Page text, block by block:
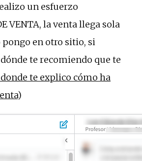
un esfuerzo
VENTA, la venta llega sola
pongo en otro sitio, si
te recomiendo que te
te explico cómo ha
)